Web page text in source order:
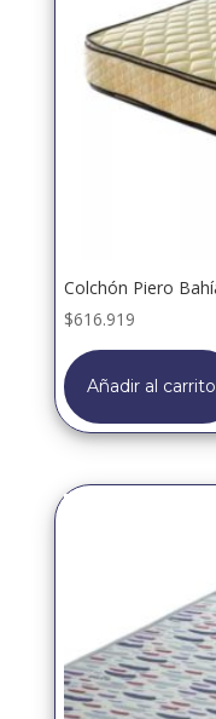
Colchón Piero
$616.919
Añadir al carrito